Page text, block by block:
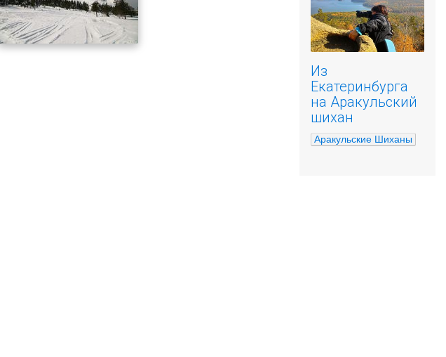
Из
Екатеринбурга
на Аракульский
шихан
Аракульские Шиханы